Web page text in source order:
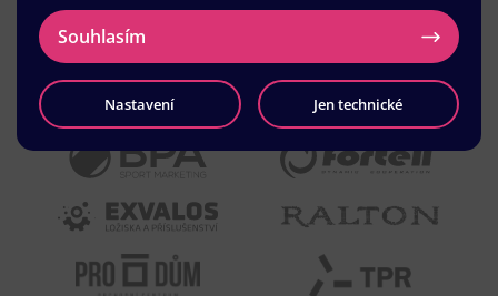
Souhlasím
Nastavení Jen technické